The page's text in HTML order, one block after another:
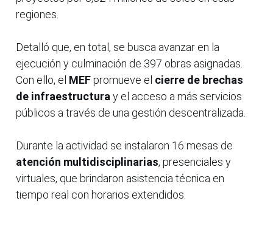
regiones.
Detalló que, en total, se busca avanzar en la
ejecución y culminación de 397 obras asignadas.
Con ello, el MEFpromueve el cierre de brechas
de infraestructura y el acceso a más servicios
públicos a través de una gestión descentralizada.
Durante la actividad se instalaron 16 mesas de
atención multidisciplinarias, presenciales y
virtuales, que brindaron asistencia técnica en
tiempo real con horarios extendidos.